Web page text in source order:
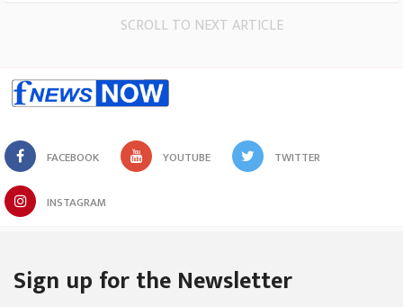
SCROLL TO NEXT ARTICLE
FACEBOOK YOUTUBE TWITTER
INSTAGRAM
Sign up for the Newsletter